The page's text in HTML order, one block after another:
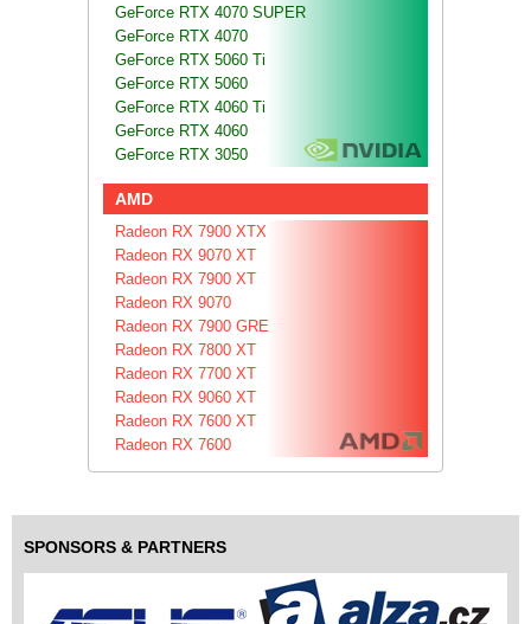
GeForce RTX 4070 SUPER
GeForce RTX 4070
GeForce RTX 5060 Ti
GeForce RTX 5060
GeForce RTX 4060 Ti
GeForce RTX 4060
GeForce RTX 3050
AMD
Radeon RX 7900 XTX
Radeon RX 9070 XT
Radeon RX 7900 XT
Radeon RX 9070
Radeon RX 7900 GRE
Radeon RX 7800 XT
Radeon RX 7700 XT
Radeon RX 9060 XT
Radeon RX 7600 XT
Radeon RX 7600
SPONSORS & PARTNERS